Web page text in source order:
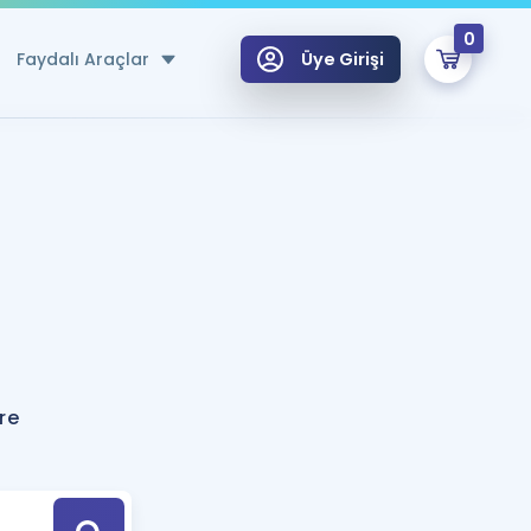
Faydalı Araçlar
Hesaplama Aracı
için Öneriler
Tek Takvimde
Üye Girişi
0